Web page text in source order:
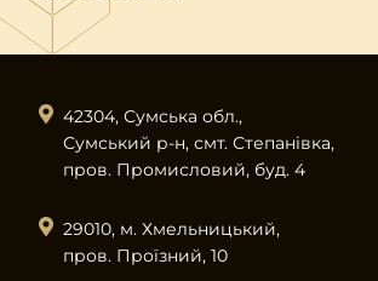
42304, Сумська обл.,
Сумський р-н, смт. Степанівка,
пров. Промисловий, буд. 4
29010, м. Хмельницький,
пров. Проїзний, 10